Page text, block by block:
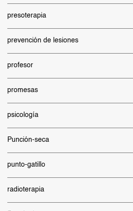
presoterapia
prevención de lesiones
profesor
promesas
psicología
Punción-seca
punto-gatillo
radioterapia